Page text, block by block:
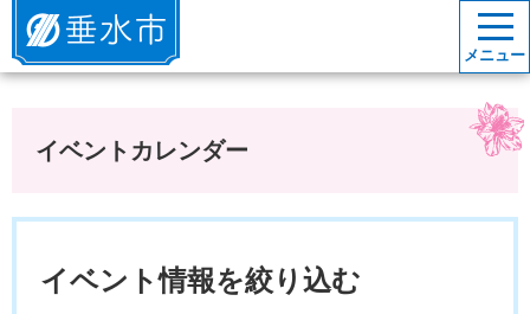
垂水市
メニュー
イベントカレンダー
イベント情報を絞り込む